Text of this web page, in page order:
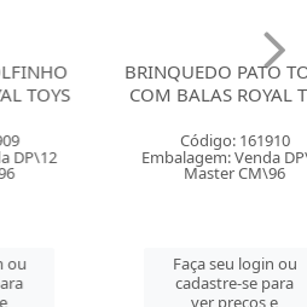
BRINQUEDO PATO TOYS 2
COM BALAS ROYAL TOYS
Código: 161910
Embalagem: Venda DP\12
Master CM\96
Faça seu login ou
cadastre-se para
ver preços e